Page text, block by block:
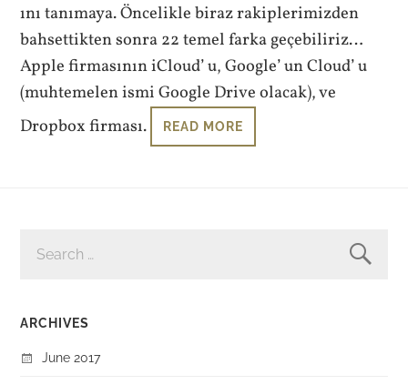
ını tanımaya. Öncelikle biraz rakiplerimizden
bahsettikten sonra 22 temel farka geçebiliriz…
Apple firmasının iCloud’ u, Google’ un Cloud’ u
(muhtemelen ismi Google Drive olacak), ve
Dropbox firması.
READ MORE
FOR:
ARCHIVES
June 2017